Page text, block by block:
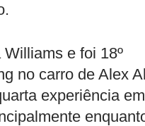
e foi 18º
no carro de Alex
experiência